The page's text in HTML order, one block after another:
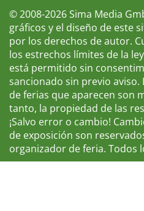
© 2008-2026 Sima Media
gráficos y el diseño de este
por los derechos de autor.
los estrechos límites de la
está permitido sin
sancionado sin previo
de ferias que aparecen son
tanto, la propiedad de las
¡Salvo error o cambio!
de exposición son
organizador de feria. Todos